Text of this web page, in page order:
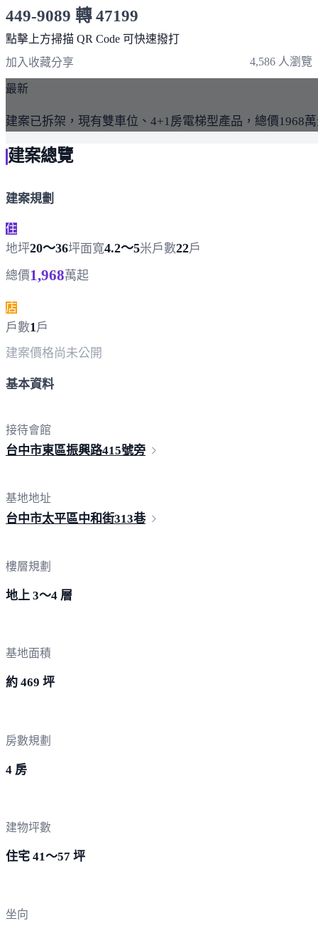
449-9089 轉 47199
服務時間 10:00～19:00
加入收藏分享 4,586 人瀏覽
最新
建案已拆架，現有雙車位、4+1房電梯型產品，總價1968
建案總覽
建案規劃
住
地坪20～36坪面寬4.2～5米戶數22戶
總價1,968萬起
店
戶數1 戶
建案價格尚未公開
基本資料
接待會館
台中市東區振興路415號旁
基地地址
台中市太平區中和街313巷
樓層規劃
地上 3～4 層
基地面積
約 469 坪
房數規劃
4 房
建物坪數
住宅 41～57 坪
坐向